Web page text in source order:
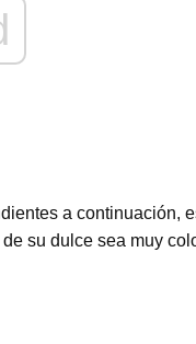
a continuación,
su dulce sea muy